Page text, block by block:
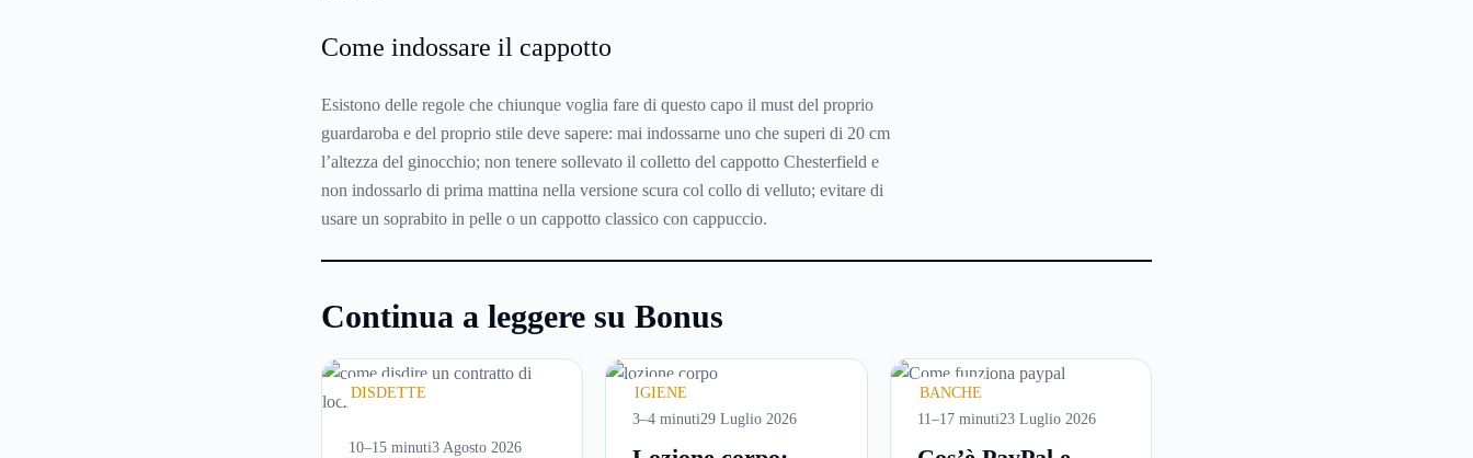
Come indossare il cappotto
Esistono delle regole che chiunque voglia fare di questo capo il must del proprio
guardaroba e del proprio stile deve sapere: mai indossarne uno che superi di 20 cm
l’altezza del ginocchio; non tenere sollevato il colletto del cappotto Chesterfield e
non indossarlo di prima mattina nella versione scura col collo di velluto; evitare di
usare un soprabito in pelle o un cappotto classico con cappuccio.
Continua a leggere su Bonus
DISDETTE
10–15 minuti3 Agosto 2026
IGIENE
3–4 minuti29 Luglio 2026
BANCHE
11–17 minuti23 Luglio 2026